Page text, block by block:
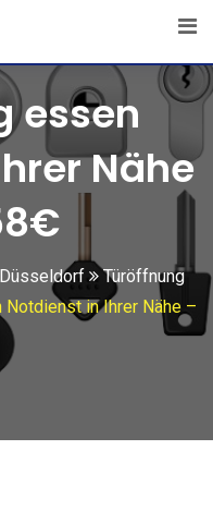
essen
Nähe
Türöffnung
in Ihrer Nähe –